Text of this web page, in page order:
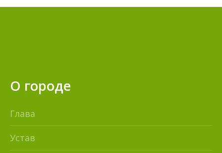
О городе
Глава
Устав